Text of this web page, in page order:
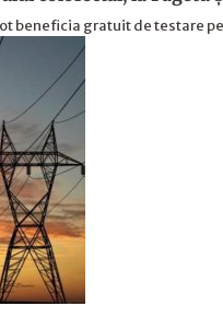
beneficia gratuit de testare